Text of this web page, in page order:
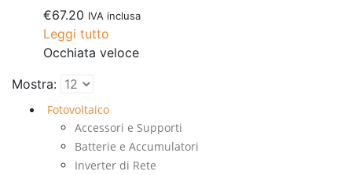
€67.20 IVA inclusa
Leggi tutto
Occhiata veloce
Mostra:
Fotovoltaico
Accessori e Supporti
Batterie e Accumulatori
Inverter di Rete